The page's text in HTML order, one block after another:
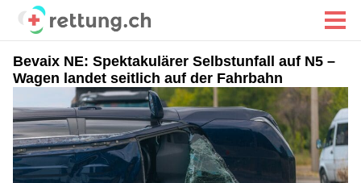
Bevaix NE: Spektakulärer Selbstunfall auf N5 –
Wagen landet seitlich auf der Fahrbahn